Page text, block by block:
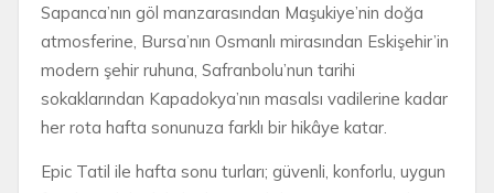
Sapanca’nın göl manzarasından Maşukiye’nin doğa
atmosferine, Bursa’nın Osmanlı mirasından Eskişehir’in
modern şehir ruhuna, Safranbolu’nun tarihi
sokaklarından Kapadokya’nın masalsı vadilerine kadar
her rota hafta sonunuza farklı bir hikâye katar.
Epic Tatil ile hafta sonu turları; güvenli, konforlu, uygun